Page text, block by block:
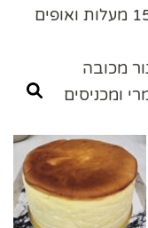
עד להזהבה קלה, ואז מנמיכים ל־150 מעלות ואופים
מכובה
ומכניסים